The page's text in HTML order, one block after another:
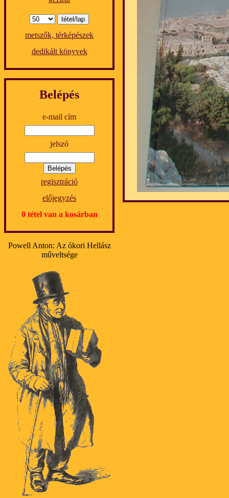
metszők, térképészek
dedikált könyvek
Belépés
e-mail cím
jelszó
regisztráció
előjegyzés
0 tétel van a kosárban
Powell Anton: Az ókori Hellász
műveltsége